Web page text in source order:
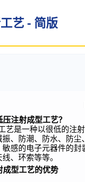
艺 - 简版
压注射成型工艺？
艺是一种以很低的注
、防潮、防水、防
感的电子元器件的
、环索等等。
成型工艺的优势